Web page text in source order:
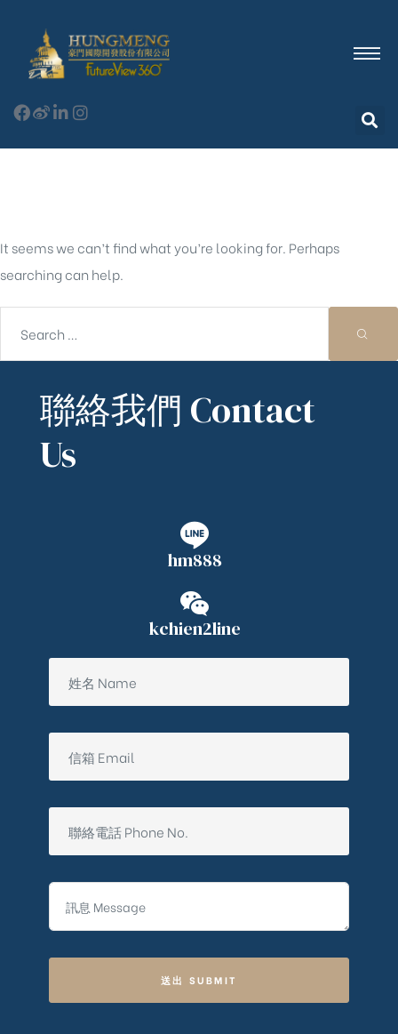
It seems we can’t find what you’re looking for. Perhaps
searching can help.
聯絡我們 Contact
Us
hm888
kchien2line
送出 SUBMIT